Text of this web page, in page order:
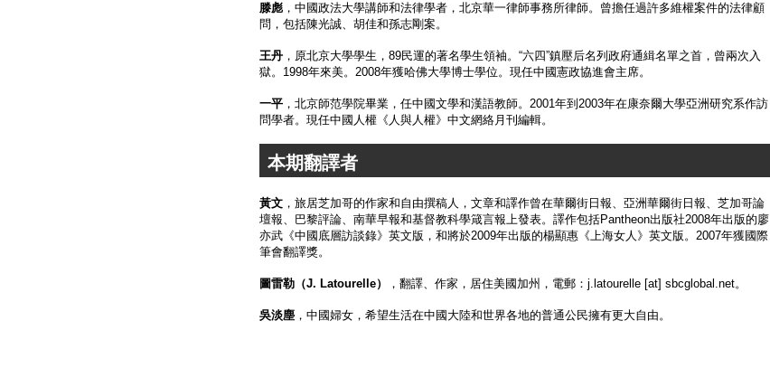
滕彪 ，中國政法大學講師和法律學者，北京華一律師事務所律師。曾擔任過許多維權案件的法律顧
問，包括陳光誠、胡佳和孫志剛案。
王丹 ，原北京大學學生，89民運的著名學生領袖。“六四”鎮壓后名列政府通緝名單之首，曾兩次入
獄。1998年來美。2008年獲哈佛大學博士學位。現任中國憲政協進會主席。
一平 ，北京師范學院畢業，任中國文學和漢語教師。2001年到2003年在康奈爾大學亞洲研究系作訪
問學者。現任中國人權《人與人權》中文網絡月刊編輯。
本期翻譯者
黃文 ，旅居芝加哥的作家和自由撰稿人，文章和譯作曾在華爾街日報、亞洲華爾街日報、芝加哥論
壇報、巴黎評論、南華早報和基督教科學箴言報上發表。譯作包括Pantheon出版社2008年出版的廖
亦武《中國底層訪談錄》英文版，和將於2009年出版的楊顯惠《上海女人》英文版。2007年獲國際
筆會翻譯獎。
圖雷勒（J. Latourelle） ，翻譯、作家，居住美國加州，電郵：j.latourelle [at] sbcglobal.net。
吳淡塵 ，中國婦女，希望生活在中國大陸和世界各地的普通公民擁有更大自由。